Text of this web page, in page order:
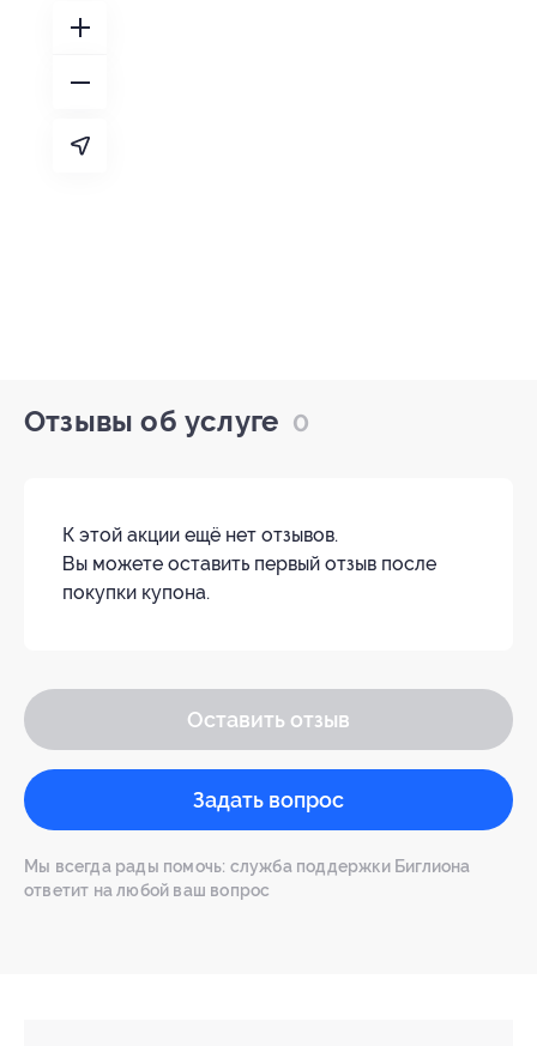
Отзывы об услуге 0
К этой акции ещё нет отзывов.
Вы можете оставить первый отзыв после
покупки купона.
Оставить отзыв
Задать вопрос
Мы всегда рады помочь: служба поддержки Биглиона
ответит на любой ваш вопрос